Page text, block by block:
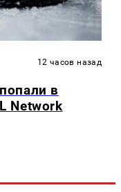
12 часов назад
в
Network